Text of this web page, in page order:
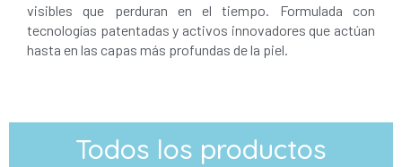
visibles que perduran en el tiempo. Formulada con
tecnologías patentadas y activos innovadores que actúan
hasta en las capas más profundas de la piel.
Todos los productos